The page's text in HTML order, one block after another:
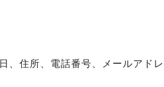
住所、電話番号、メールアド